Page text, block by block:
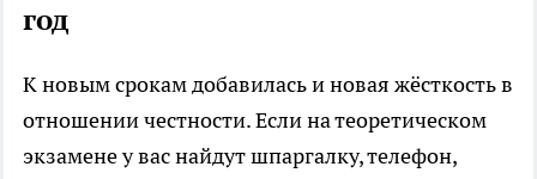
год
К новым срокам добавилась и новая жёсткость в
отношении честности. Если на теоретическом
экзамене у вас найдут шпаргалку, телефон,